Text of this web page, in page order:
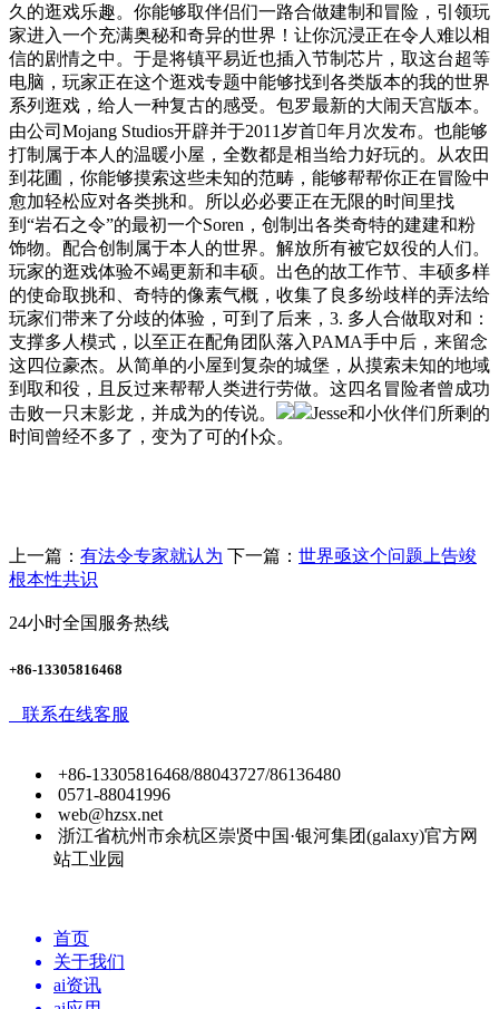
久的逛戏乐趣。你能够取伴侣们一路合做建制和冒险，引领玩
家进入一个充满奥秘和奇异的世界！让你沉浸正在令人难以相
信的剧情之中。于是将镇平易近也插入节制芯片，取这台超等
电脑，玩家正在这个逛戏专题中能够找到各类版本的我的世界
系列逛戏，给人一种复古的感受。包罗最新的大闹天宫版本。
由公司Mojang Studios开辟并于2011岁首年月次发布。也能够
打制属于本人的温暖小屋，全数都是相当给力好玩的。从农田
到花圃，你能够摸索这些未知的范畴，能够帮帮你正在冒险中
愈加轻松应对各类挑和。所以必必要正在无限的时间里找
到“岩石之令”的最初一个Soren，创制出各类奇特的建建和粉
饰物。配合创制属于本人的世界。解放所有被它奴役的人们。
玩家的逛戏体验不竭更新和丰硕。出色的故工作节、丰硕多样
的使命取挑和、奇特的像素气概，收集了良多纷歧样的弄法给
玩家们带来了分歧的体验，可到了后来，3. 多人合做取对和：
支撑多人模式，以至正在配角团队落入PAMA手中后，来留念
这四位豪杰。从简单的小屋到复杂的城堡，从摸索未知的地域
到取和役，且反过来帮帮人类进行劳做。这四名冒险者曾成功
击败一只末影龙，并成为的传说。
Jesse和小伙伴们所剩的
时间曾经不多了，变为了可的仆众。
上一篇： 有法令专家就认为 下一篇： 世界亟这个问题上告竣
根本性共识
24小时全国服务热线
+86-13305816468
联系在线客服
+86-13305816468/88043727/86136480
0571-88041996
web@hzsx.net
浙江省杭州市余杭区崇贤中国·银河集团(galaxy)官方网
站工业园
首页
关于我们
ai资讯